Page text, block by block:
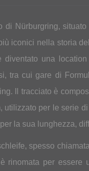
di Nürburgring,
iconici nella storia
diventato una
tra cui gare di
Il tracciato è
utilizzato per le serie
la sua lunghezza,
spesso
rinomata per